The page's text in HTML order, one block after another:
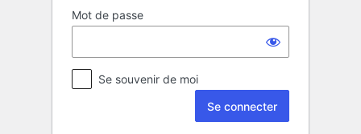
Mot de passe
Se souvenir de moi